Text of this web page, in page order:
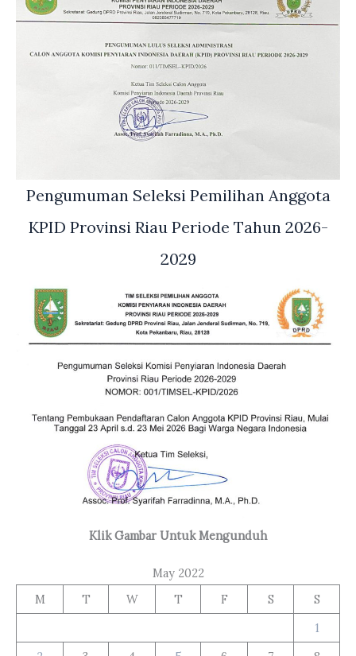
Pengumuman Seleksi Pemilihan Anggota
KPID Provinsi Riau Periode Tahun 2026-
2029
Klik Gambar Untuk Mengunduh
May 2022
M
T W T F S
S
1